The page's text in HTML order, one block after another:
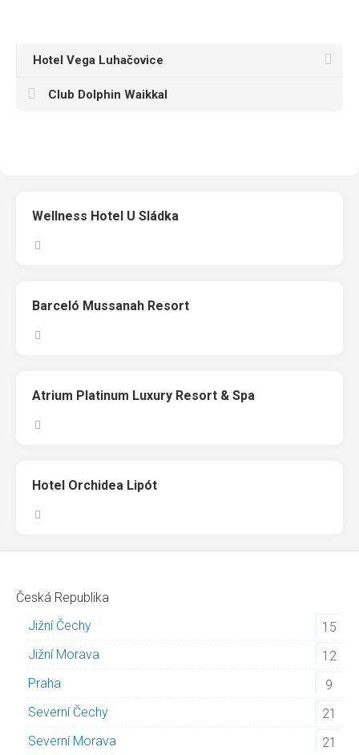
Hotel Vega Luhačovice
Club Dolphin Waikkal
Wellness Hotel U Sládka
Barceló Mussanah Resort
Atrium Platinum Luxury Resort & Spa
Hotel Orchidea Lipót
Česká Republika
Jižní Čechy
15
Jižní Morava
12
Praha
9
Severní Čechy
21
Severní Morava
21